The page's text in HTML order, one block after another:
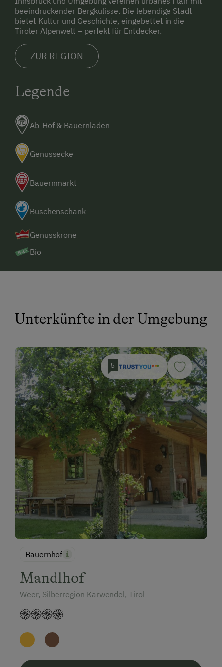
Kartenlink auf google maps:
https://goo.gl/maps/eqwtDqv5LCQ9YVRh7
beeindruckender Bergkulisse. Die lebendige Stadt
bietet Kultur und Geschichte, eingebettet in die
Tiroler Alpenwelt – perfekt für Entdecker.
ZUR REGION
Legende
Ab-Hof & Bauernladen
Genussecke
Bauernmarkt
Buschenschank
Genusskrone
Bio
Unterkünfte in der Umgebung
5
Bauernhof
Mandlhof
Weer, Silberregion Karwendel, Tirol